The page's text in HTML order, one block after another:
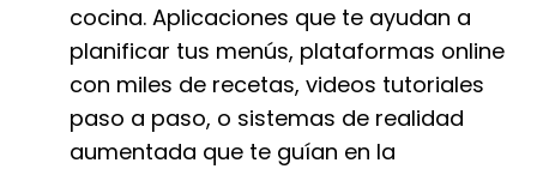
cocina. Aplicaciones que te ayudan a
planificar tus menús, plataformas online
con miles de recetas, videos tutoriales
paso a paso, o sistemas de realidad
aumentada que te guían en la